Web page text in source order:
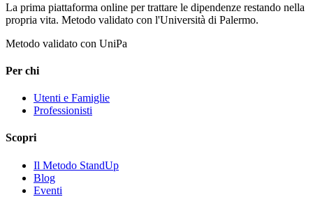
La prima piattaforma online per trattare le dipendenze restando nella
propria vita. Metodo validato con l'Università di Palermo.
Metodo validato con UniPa
Per chi
Utenti e Famiglie
Professionisti
Scopri
Il Metodo StandUp
Blog
Eventi